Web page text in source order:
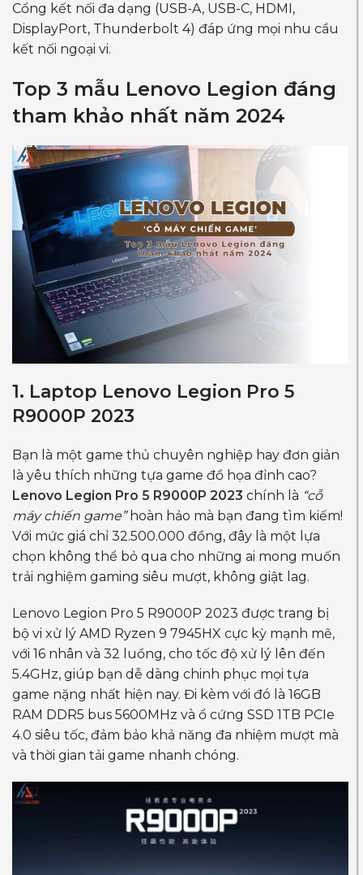
Cổng kết nối đa dạng (USB-A, USB-C, HDMI,
DisplayPort, Thunderbolt 4) đáp ứng mọi nhu cầu
kết nối ngoại vi.
Top 3 mẫu Lenovo Legion đáng
tham khảo nhất năm 2024
1. Laptop Lenovo Legion Pro 5
R9000P 2023
Bạn là một game thủ chuyên nghiệp hay đơn giản
là yêu thích những tựa game đồ họa đỉnh cao?
Lenovo Legion Pro 5 R9000P 2023 chính là “cỗ
máy chiến game”hoàn hảo mà bạn đang tìm kiếm!
Với mức giá chỉ 32.500.000 đồng, đây là một lựa
chọn không thể bỏ qua cho những ai mong muốn
trải nghiệm gaming siêu mượt, không giật lag.
Lenovo Legion Pro 5 R9000P 2023 được trang bị
bộ vi xử lý AMD Ryzen 9 7945HX cực kỳ mạnh mẽ,
với 16 nhân và 32 luồng, cho tốc độ xử lý lên đến
5.4GHz, giúp bạn dễ dàng chinh phục mọi tựa
game nặng nhất hiện nay. Đi kèm với đó là 16GB
RAM DDR5 bus 5600MHz và ổ cứng SSD 1TB PCIe
4.0 siêu tốc, đảm bảo khả năng đa nhiệm mượt mà
và thời gian tải game nhanh chóng.